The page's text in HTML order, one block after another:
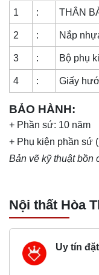
1 : THÂN
2 : Nắp
3 : Bộ phụ
4 : Giấy
BẢO HÀNH:
+ Phần sứ: 10 năm
+ Phụ kiện phần sứ
Bản vẽ kỹ thuật bồn
Nội thất Hòa
Uy tín